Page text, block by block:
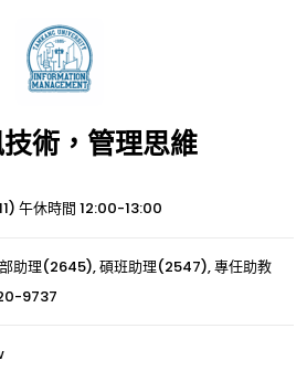
術，管理思維
午休時間 12:00-13:00
助理(2645), 碩班助理(2547), 專任助教
9737